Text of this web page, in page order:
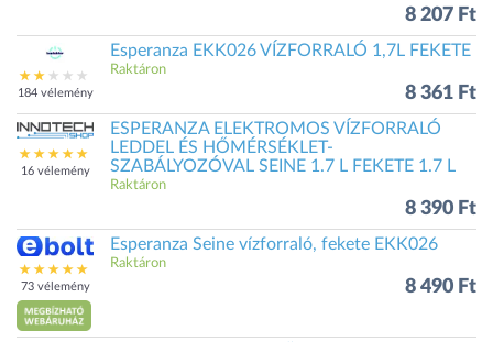
8 207 Ft
184 vélemény
Esperanza EKK026 VÍZFORRALÓ 1,7L FEKETE
Raktáron
8 361 Ft
16 vélemény
ESPERANZA ELEKTROMOS VÍZFORRALÓ
LEDDEL ÉS HŐMÉRSÉKLET-
SZABÁLYOZÓVAL SEINE 1.7 L FEKETE 1.7 L
Raktáron
8 390 Ft
73 vélemény
Esperanza Seine vízforraló, fekete EKK026
Raktáron
8 490 Ft